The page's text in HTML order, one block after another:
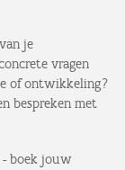
je
vragen
of ontwikkeling?
bespreken met
- boek jouw